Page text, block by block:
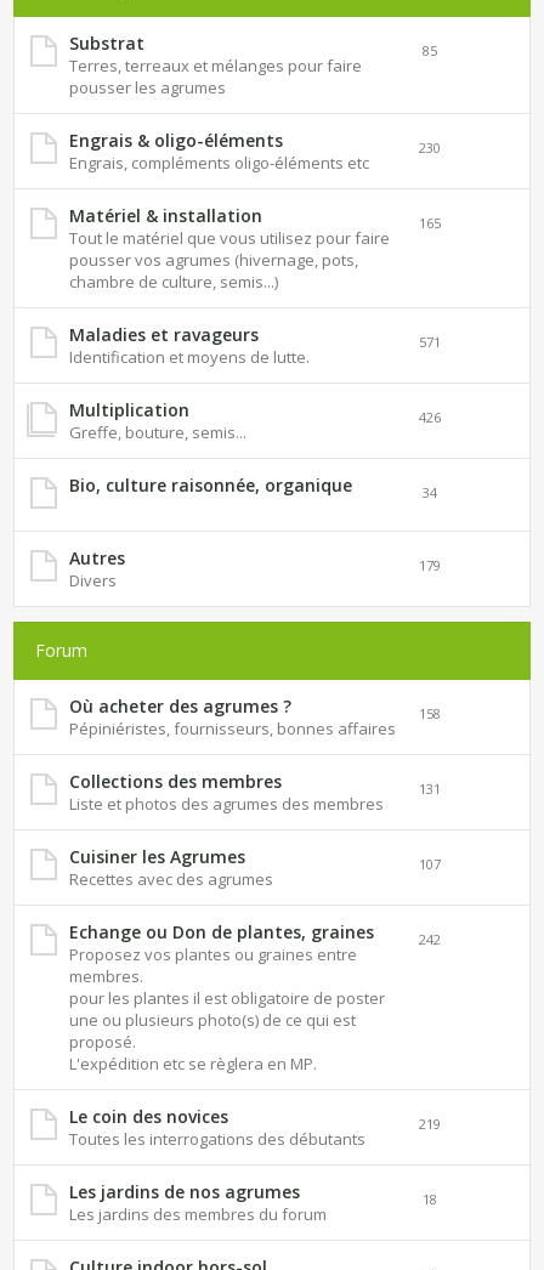
Substrat
Terres, terreaux et mélanges pour faire
pousser les agrumes
85
Engrais & oligo-éléments
Engrais, compléments oligo-éléments etc
230
Matériel & installation
Tout le matériel que vous utilisez pour faire
pousser vos agrumes (hivernage, pots,
chambre de culture, semis...)
165
Maladies et ravageurs
Identification et moyens de lutte.
571
Multiplication
Greffe, bouture, semis...
426
Bio, culture raisonnée, organique 34
Autres
Divers
179
Forum
Où acheter des agrumes ?
Pépiniéristes, fournisseurs, bonnes affaires
158
Collections des membres
Liste et photos des agrumes des membres
131
Cuisiner les Agrumes
Recettes avec des agrumes
107
Echange ou Don de plantes, graines
Proposez vos plantes ou graines entre
membres.
pour les plantes il est obligatoire de poster
une ou plusieurs photo(s) de ce qui est
proposé.
L'expédition etc se règlera en MP.
242
Le coin des novices
Toutes les interrogations des débutants
219
Les jardins de nos agrumes
Les jardins des membres du forum
18